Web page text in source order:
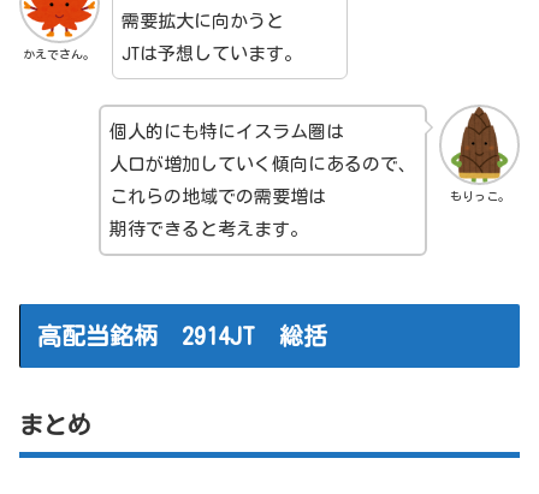
かえでさん。
需要拡大に向かうと
JTは予想しています。
もりっこ。
個人的にも特にイスラム圏は
人口が増加していく傾向にあるので、
これらの地域での需要増は
期待できると考えます。
高配当銘柄 2914JT 総括
まとめ